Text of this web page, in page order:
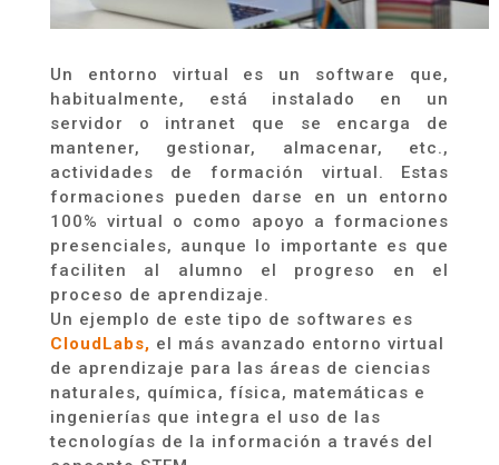
Un entorno virtual es un software que,
habitualmente, está instalado en un
servidor o intranet que se encarga de
mantener, gestionar, almacenar, etc.,
actividades de formación virtual. Estas
formaciones pueden darse en un entorno
100% virtual o como apoyo a formaciones
presenciales, aunque lo importante es que
faciliten al alumno el progreso en el
proceso de aprendizaje.
Un ejemplo de este tipo de softwares es
CloudLabs, el más avanzado entorno virtual
de aprendizaje para las áreas de ciencias
naturales, química, física, matemáticas e
ingenierías que integra el uso de las
tecnologías de la información a través del